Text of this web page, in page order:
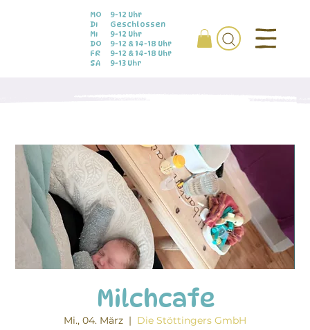
MO
DI
MI
DO
FR
SA
9-12 Uhr
Geschlossen
9-12 Uhr
9-12 & 14-18 Uhr
9-12 & 14-18 Uhr
9-13 Uhr
Milchcafe
Mi., 04. März
  |
Die Stöttingers GmbH